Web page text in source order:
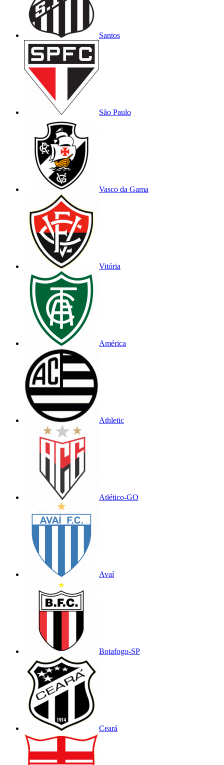
Santos
São Paulo
Vasco da Gama
Vitória
América
Athletic
Atlético-GO
Avaí
Botafogo-SP
Ceará